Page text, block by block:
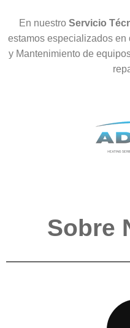
En nuestro Servicio
estamos especializados
y Mantenimiento de
Sobre